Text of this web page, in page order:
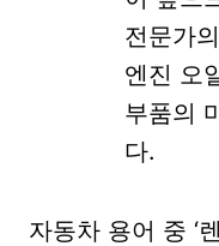
전문가
엔진 오
부품의
다.
자동차 용어 중 ‘렌